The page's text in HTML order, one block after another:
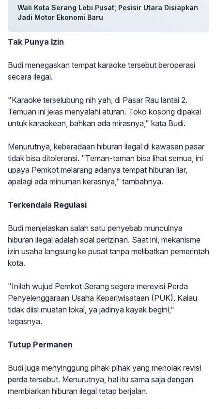
Wali Kota Serang Lobi Pusat, Pesisir Utara Disiapkan
Jadi Motor Ekonomi Baru
Tak Punya Izin
Budi menegaskan tempat karaoke tersebut beroperasi
secara ilegal.
"Karaoke terselubung nih yah, di Pasar Rau lantai 2.
Temuan ini jelas menyalahi aturan. Toko kosong dipakai
untuk karaokean, bahkan ada mirasnya," kata Budi.
Menurutnya, keberadaan hiburan ilegal di kawasan pasar
tidak bisa ditoleransi. "Teman-teman bisa lihat semua, ini
upaya Pemkot melarang adanya tempat hiburan liar,
apalagi ada minuman kerasnya," tambahnya.
Terkendala Regulasi
Budi menjelaskan salah satu penyebab munculnya
hiburan ilegal adalah soal perizinan. Saat ini, mekanisme
izin usaha langsung ke pusat tanpa melibatkan pemerintah
kota.
"Inilah wujud Pemkot Serang segera merevisi Perda
Penyelenggaraan Usaha Kepariwisataan (PUK). Kalau
tidak diisi muatan lokal, ya jadinya kayak begini,"
tegasnya.
Tutup Permanen
Budi juga menyinggung pihak-pihak yang menolak revisi
perda tersebut. Menurutnya, hal itu sama saja dengan
membiarkan hiburan ilegal tetap berjalan.